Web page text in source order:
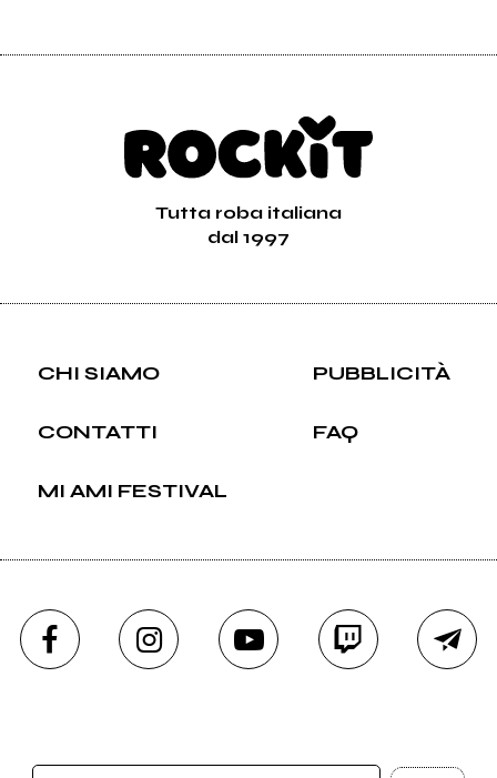
Tutta roba italiana
dal 1997
CHI SIAMO PUBBLICITÀ
CONTATTI FAQ
MI AMI FESTIVAL